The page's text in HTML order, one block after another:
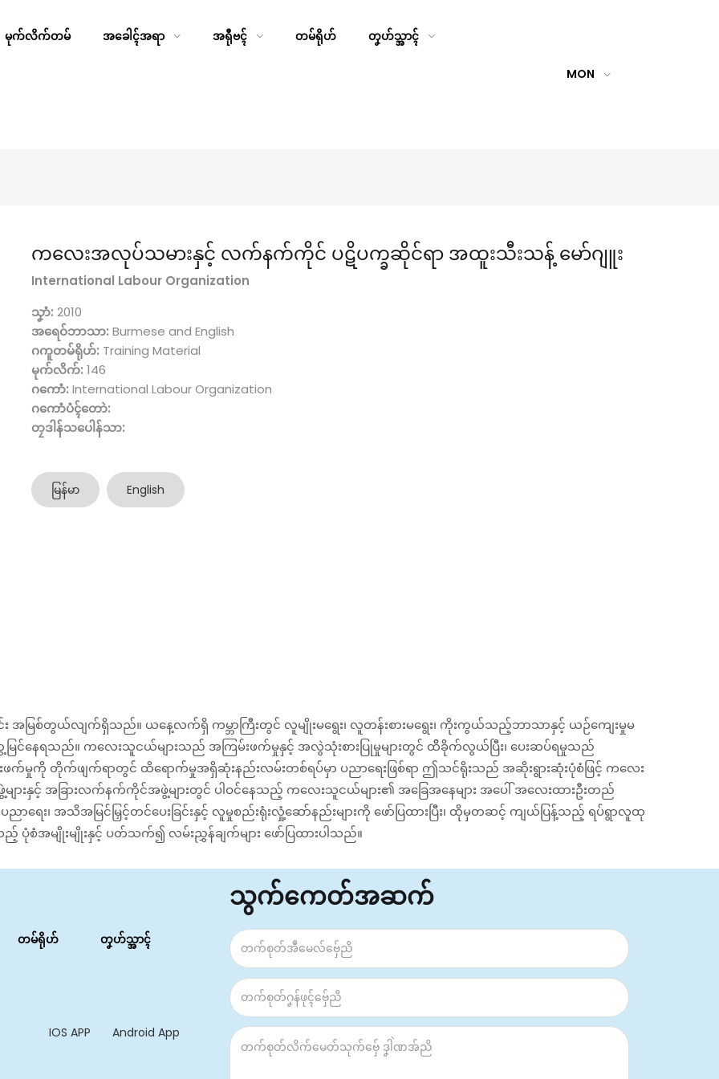
မုက်လိက်တမ် အခေါၚ်အရာ အရီုဗၚ် တမ်ရိုဟ် တၞဟ်သ္အာၚ်
MON
ကလေးအလုပ်သမားနှင့် လက်နက်ကိုင် ပဋိပက္ခဆိုင်ရာ အထူးသီးသန့် မော်ဂျူး
International Labour Organization
သၞာံ: 2010
အရေဝ်ဘာသာ: Burmese and English
ဂကူတမ်ရိုဟ်: Training Material
မုက်လိက်: 146
ဂကောံ: International Labour Organization
ဂကောံပံၚ်တောဲ:
တၠဒါန်သပေါန်သာ:
မြန်မာ English
ြစ်တွယ်လျက်ရှိသည်။ ယနေ့လက်ရှိ ကမ္ဘာကြီးတွင် လူမျိုးမရွေး၊ လူတန်းစားမရွေး၊ ကိုးကွယ်သည့်ဘာသာနှင့် ယဉ်ကျေးမှုမ
ြင်နေရသည်။ ကလေးသူငယ်များသည် အကြမ်းဖက်မှုနှင့် အလွဲသုံးစားပြုမှုများတွင် ထိိခိုက်လွယ်ပြီး၊ ပေးဆပ်ရမှုသည်
မှုကို တိုက်ဖျက်ရာတွင် ထိရောက်မှုအရှိဆုံးနည်းလမ်းတစ်ရပ်မှာ ပညာရေးဖြစ်ရာ ဤသင်ရိုးသည် အဆိုးရွားဆုံးပုံစံဖြင့် ကလေး
ားနှင့် အခြားလက်နက်ကိုင်အဖွဲ့များတွင် ပါဝင်နေသည့် ကလေးသူငယ်များ၏ အခြေအနေများ အပေါ် အလေးထားဦးတည်
း၊ အသိအမြင်မြှင့်တင်ပေးခြင်းနှင့် လူမှုစည်းရုံးလှုံ့ဆော်နည်းများကို ဖော်ပြထားပြီး၊ ထိုမှတဆင့် ကျယ်ပြန့်သည့် ရပ်ရွာလူထု
စံအမျိုးမျိုးနှင့် ပတ်သက်၍ လမ်းညွှန်ချက်များ ဖော်ပြထားပါသည်။
တမ်ရိုဟ် တၞဟ်သ္အာၚ်
သွက်ကေတ်အဆက်